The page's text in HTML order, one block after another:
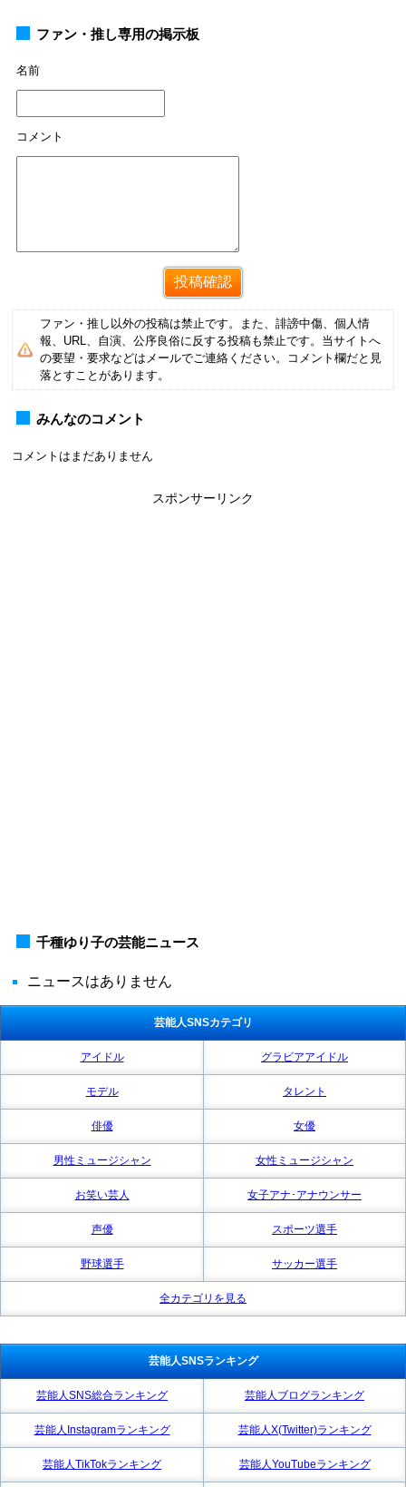
ファン・推し専用の掲示板
名前
コメント
ファン・推し以外の投稿は禁止です。また、誹謗中傷、個人情
報、URL、自演、公序良俗に反する投稿も禁止です。当サイトへ
の要望・要求などはメールでご連絡ください。コメント欄だと見
落とすことがあります。
みんなのコメント
コメントはまだありません
スポンサーリンク
千種ゆり子の芸能ニュース
ニュースはありません
芸能人SNSカテゴリ
アイドル グラビアアイドル
モデル タレント
俳優 女優
男性ミュージシャン 女性ミュージシャン
お笑い芸人 女子アナ･アナウンサー
声優 スポーツ選手
野球選手 サッカー選手
全カテゴリを見る
芸能人SNSランキング
芸能人SNS総合ランキング 芸能人ブログランキング
芸能人Instagramランキング 芸能人X(Twitter)ランキング
芸能人TikTokランキング 芸能人YouTubeランキング